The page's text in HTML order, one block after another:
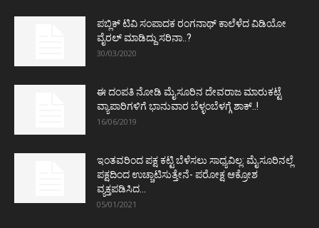
ಪಬ್ಲಿಕ್ ಟಿವಿ ಸಂಪಾದಕ ರಂಗನಾಥ್ ಕಾಲೆಳೆದ ವಿಡಿಯೋ
ವೈರಲ್ ಮಾಡಿದ್ದು ಸರಿನಾ..?
30/03/2020
ಈ ದಂಪತಿ ನೋಡಿ ಮೈಸೂರಿನ ದೇವರಾಜ ಮಾರುಕಟ್ಟೆ
ವ್ಯಾಪಾರಿಗಳಿಗೆ ಭಾನುವಾರ ಬೆಳ್ಳಂಬೆಳಗ್ಗೆ ಶಾಕ್..!
16/06/2019
ಇಂತವರಿಂದ ಪಕ್ಷ ಕಟ್ಟಿ ಬೆಳೆಸಲು ಸಾಧ್ಯವಿಲ್ಲ: ಮೈಸೂರಿನಲ್ಲೆ
ಪಕ್ಷದಿಂದ ಉಚ್ಚಾಟಿಸುತ್ತೇನೆ- ಪರೋಕ್ಷ ಆಕ್ರೋಶ
ವ್ಯಕ್ತಪಡಿಸಿದ...
05/01/2021